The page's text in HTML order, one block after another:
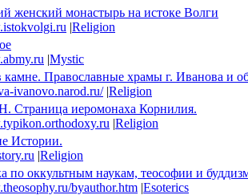
женский монастырь на истоке Волги
|Religion
|Mystic
Православные храмы г. Иванова и
ivanovo.narod.ru/ |Religion
иеромонаха Корнилия.
|Religion
Истории.
|Religion
по оккультным наукам, теософии и
byauthor.htm |Esoterics